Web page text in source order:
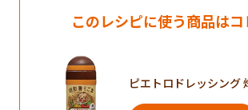
このレシピに使う商品はコ
ピエトロドレッシング